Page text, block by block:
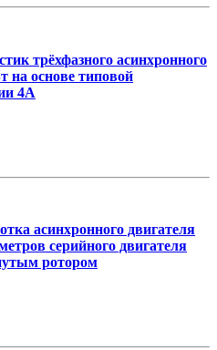
трёхфазного асинхронного
на основе типовой
4А
асинхронного двигателя
серийного двигателя
ротором